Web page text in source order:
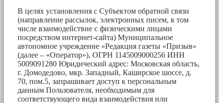
В целях установления с Субъектом обратной связи
(направление рассылок, электронных писем, в том
числе взаимодействие с физическими лицами
посредством интернет-сайта) Муниципальное
автономное учреждение «Редакция газеты «Призыв»
(далее – «Оператор»), ОГРН 1145009000256 ИНН
5009091280 Юридический адрес: Московская область,
г. Домодедово, мкр. Западный, Каширское шоссе, д.
70, пом.5, запрашивает доступ к персональным
данным Пользователя, необходимым для
соответствующего вида взаимодействия или